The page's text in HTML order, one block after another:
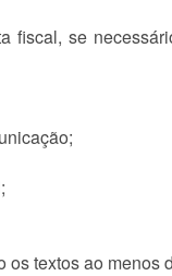
fiscal, se
os textos ao menos